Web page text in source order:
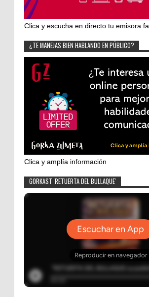
Clica y escucha en directo tu emisora
¿TE MANEJAS BIEN HABLANDO EN PÚBLICO?
Clica y amplía información
GORKAST 'RETUERTA DEL BULLAQUE'